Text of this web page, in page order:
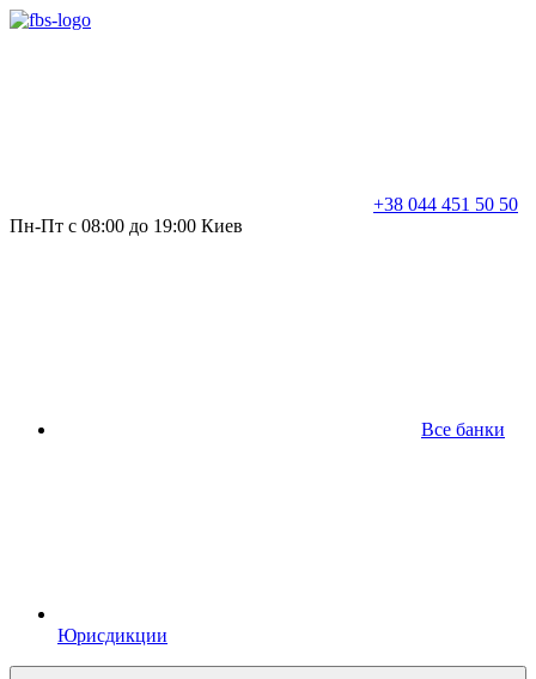
+38 044 451 50 50
Пн-Пт с 08:00 до 19:00 Киев
Все банки
Юрисдикции